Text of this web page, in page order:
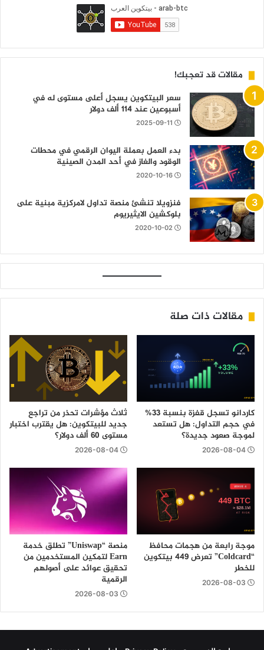
مقالات قد تعجبك!
سعر البيتكوين يسجل أعلى مستوى له في
أسبوعين عند 114 ألف دولار
2025-09-11
بدء العمل بعملة اليوان الرقمي في محطات
الوقود والغاز في أحد المدن الصينية
2020-10-16
فنزويلا تنشئ منصة تداول لامركزية مبنية على
بلوكشين الايثيريوم
2020-10-02
مقالات ذات صلة
كاردانو تسجل قفزة بنسبة 33%
في حجم التداول: هل تستعد
لموجة صعود جديدة؟
2026-08-04
ثلاث مؤشرات تحذر من تراجع
جديد للبيتكوين: هل يقترب اختبار
مستوى 60 ألف دولار؟
2026-08-04
موجة رابعة من هجمات محافظ
“Coldcard” تعرض 449 بيتكوين
للخطر
2026-08-03
منصة “Uniswap” تطلق خدمة
Earn لتمكين المستخدمين من
تحقيق عوائد على أصولهم
الرقمية
2026-08-03